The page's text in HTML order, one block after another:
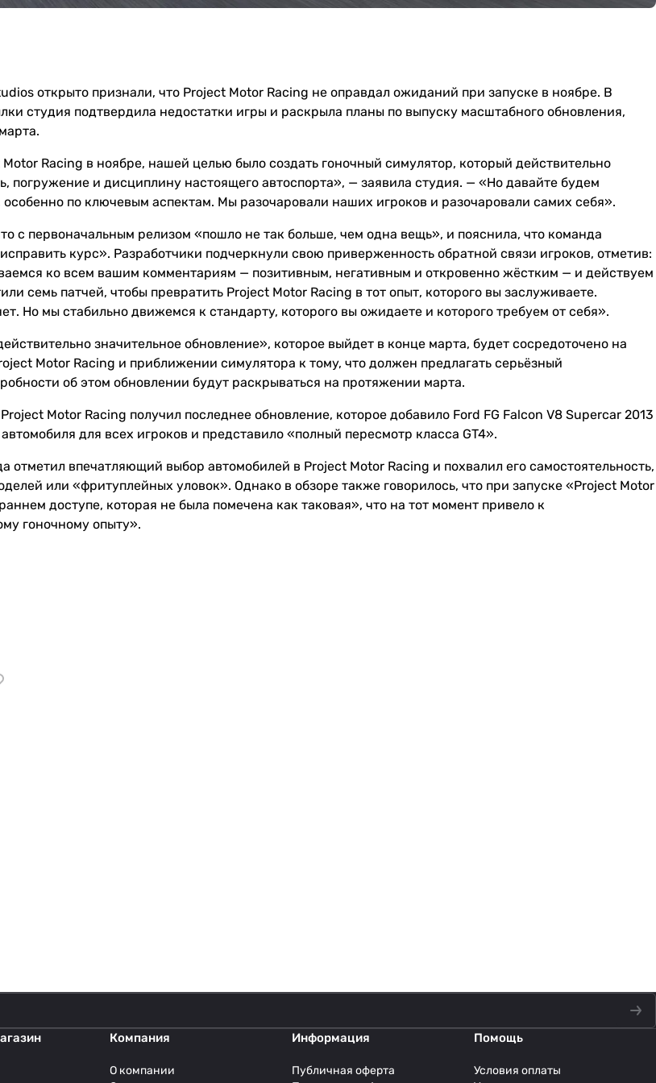
открыто признали, что Project Motor Racing не оправдал ожиданий при запуске в ноябре. В
студия подтвердила недостатки игры и раскрыла планы по выпуску масштабного обновления,
Racing в ноябре, нашей целью было создать гоночный симулятор, который действительно
погружение и дисциплину настоящего автоспорта», — заявила студия. — «Но давайте будем
по ключевым аспектам. Мы разочаровали наших игроков и разочаровали самих себя».
с первоначальным релизом «пошло не так больше, чем одна вещь», и пояснила, что команда
курс». Разработчики подчеркнули свою приверженность обратной связи игроков, отметив:
ко всем вашим комментариям — позитивным, негативным и откровенно жёстким — и действуем
семь патчей, чтобы превратить Project Motor Racing в тот опыт, которого вы заслуживаете.
Но мы стабильно движемся к стандарту, которого вы ожидаете и которого требуем от себя».
значительное обновление», которое выйдет в конце марта, будет сосредоточено на
Motor Racing и приближении симулятора к тому, что должен предлагать серьёзный
об этом обновлении будут раскрываться на протяжении марта.
Motor Racing получил последнее обновление, которое добавило Ford FG Falcon V8 Supercar 2013
автомобиля для всех игроков и представило «полный пересмотр класса GT4».
отметил впечатляющий выбор автомобилей в Project Motor Racing и похвалил его самостоятельность,
или «фритуплейных уловок». Однако в обзоре также говорилось, что при запуске «Project Motor
доступе, которая не была помечена как таковая», что на тот момент привело к
гоночному опыту».
Компания
О компании
Информация
Публичная оферта
Помощь
Условия оплаты